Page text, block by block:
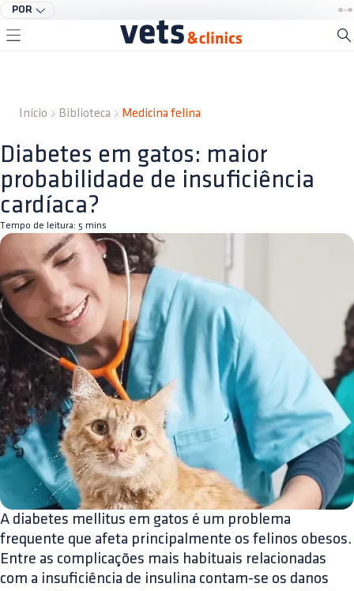
POR
Início Biblioteca Medicina felina
Diabetes em gatos: maior
probabilidade de insuficiência
cardíaca?
Tempo de leitura: 5 mins
A diabetes mellitus em gatos é um problema
frequente que afeta principalmente os felinos obesos.
Entre as complicações mais habituais relacionadas
com a insuficiência de insulina contam-se os danos